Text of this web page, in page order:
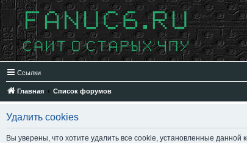
Ссылки
Главная Список форумов
Удалить cookies
Вы уверены, что хотите удалить все cookie, установленные данной